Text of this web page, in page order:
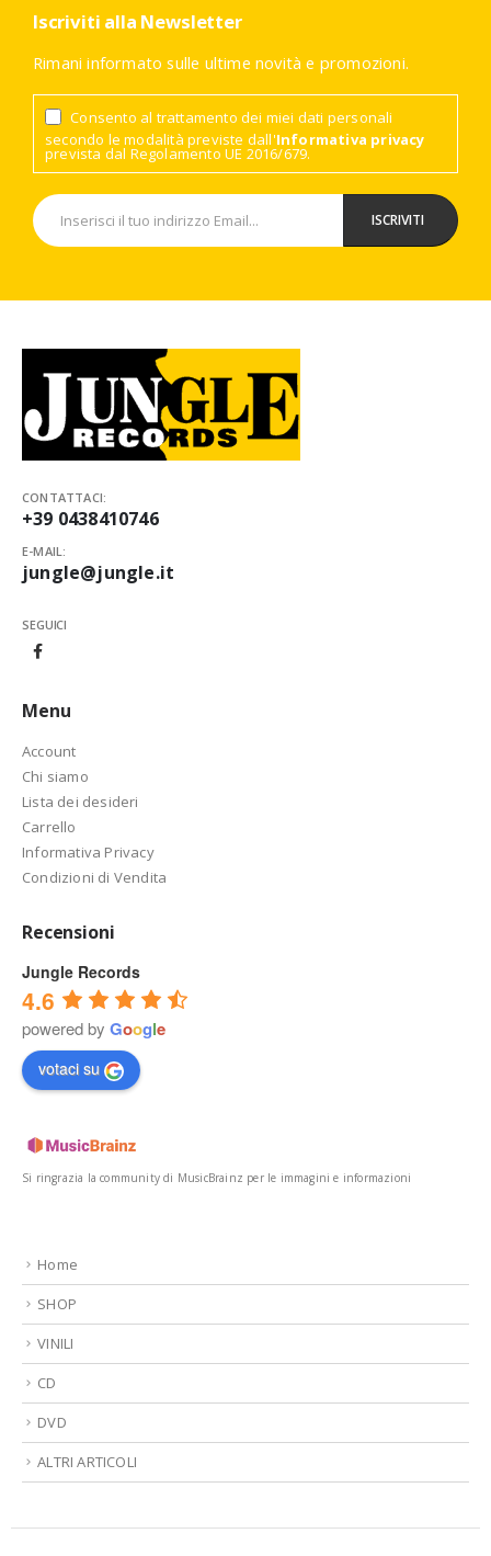
Iscriviti alla Newsletter
Rimani informato sulle ultime novità e promozioni.
Consento al trattamento dei miei dati personali
secondo le modalità previste dall'Informativa privacy
prevista dal Regolamento UE 2016/679.
CONTATTACI:
+39 0438410746
E-MAIL:
jungle@jungle.it
SEGUICI
Menu
Account
Chi siamo
Lista dei desideri
Carrello
Informativa Privacy
Condizioni di Vendita
Recensioni
Jungle Records
4.6
powered by Google
votaci su
Si ringrazia la community di MusicBrainz per le immagini e informazioni
Home
SHOP
VINILI
CD
DVD
ALTRI ARTICOLI